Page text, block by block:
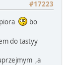
#17223
bo
do tastyy
,a